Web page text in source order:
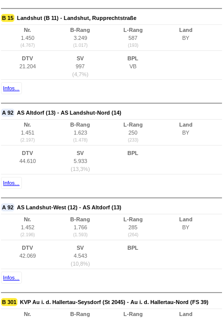
B 15 Landshut (B 11) - Landshut, Rupprechtstraße
Nr.
1.450
(4.767)
B-Rang
3.249
(1.017)
L-Rang
587
(193)
Land
BY
DTV
21.204
SV
997
(4,7%)
BPL
VB
Infos...
A 92 AS Altdorf (13) - AS Landshut-Nord (14)
Nr.
1.451
(2.197)
B-Rang
1.623
(1.478)
L-Rang
250
(233)
Land
BY
DTV
44.610
SV
5.933
(13,3%)
BPL
Infos...
A 92 AS Landshut-West (12) - AS Altdorf (13)
Nr.
1.452
(2.196)
B-Rang
1.766
(1.593)
L-Rang
285
(264)
Land
BY
DTV
42.069
SV
4.543
(10,8%)
BPL
Infos...
B 301 KVP Au i. d. Hallertau-Seysdorf (St 2045) - Au i. d. Hallertau-Nord (FS 39)
Nr.
B-Rang
L-Rang
Land